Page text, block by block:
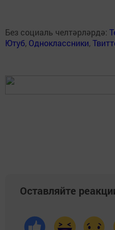
Без социаль челтәрләрдә:
Ютуб, Одноклассники,
Оставляйте